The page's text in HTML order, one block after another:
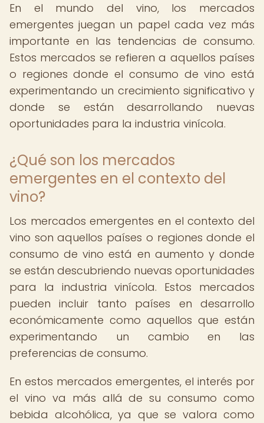
En el mundo del vino, los mercados
emergentes juegan un papel cada vez más
importante en las tendencias de consumo.
Estos mercados se refieren a aquellos países
o regiones donde el consumo de vino está
experimentando un crecimiento significativo y
donde se están desarrollando nuevas
oportunidades para la industria vinícola.
¿Qué son los mercados
emergentes en el contexto del
vino?
Los mercados emergentes en el contexto del
vino son aquellos países o regiones donde el
consumo de vino está en aumento y donde
se están descubriendo nuevas oportunidades
para la industria vinícola. Estos mercados
pueden incluir tanto países en desarrollo
económicamente como aquellos que están
experimentando un cambio en las
preferencias de consumo.
En estos mercados emergentes, el interés por
el vino va más allá de su consumo como
bebida alcohólica, ya que se valora como